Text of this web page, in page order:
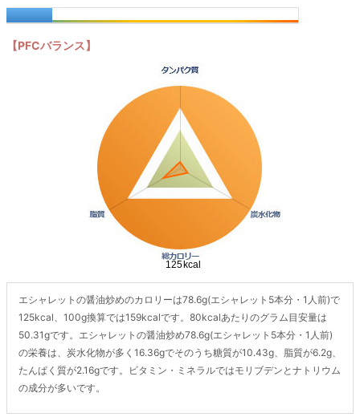
【PFCバランス】
エシャレットの醤油炒めのカロリーは78.6g(エシャレット5本分・1人前)で
125kcal、100g換算では159kcalです。80kcalあたりのグラム目安量は
50.31gです。エシャレットの醤油炒め78.6g(エシャレット5本分・1人前)
の栄養は、炭水化物が多く16.36gでそのうち糖質が10.43g、脂質が6.2g、
たんぱく質が2.16gです。ビタミン・ミネラルではモリブデンとナトリウム
の成分が多いです。